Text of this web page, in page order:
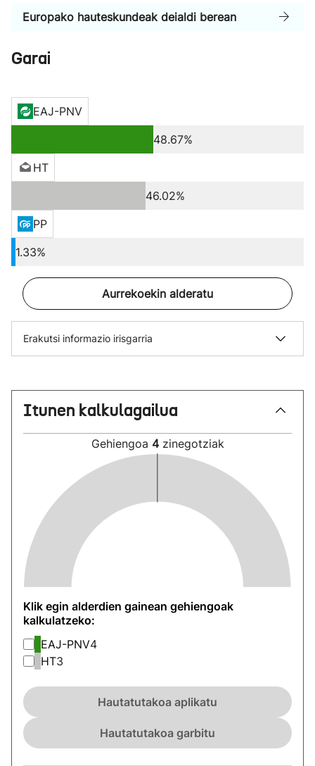
Europako hauteskundeak deialdi berean
Garai
EAJ-PNV
48.67%
HT
46.02%
PP
1.33%
Aurrekoekin alderatu
Erakutsi informazio irisgarria
Itunen kalkulagailua
Gehiengoa 4 zinegotziak
Klik egin alderdien gainean gehiengoak
kalkulatzeko:
EAJ-PNV4
HT3
Hautatutakoa aplikatu
Hautatutakoa garbitu